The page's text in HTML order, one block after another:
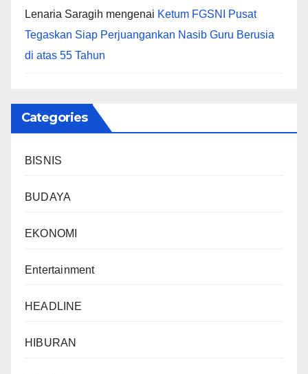
Lenaria Saragih mengenai Ketum FGSNI Pusat
Tegaskan Siap Perjuangankan Nasib Guru Berusia
di atas 55 Tahun
Categories
BISNIS
BUDAYA
EKONOMI
Entertainment
HEADLINE
HIBURAN